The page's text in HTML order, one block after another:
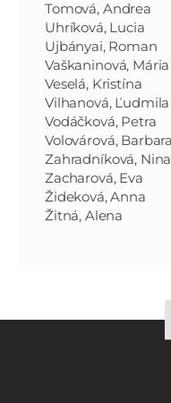
Tomová, Andrea
Uhríková, Lucia
Ujbányai, Roman
Vaškaninová, Mária
Veselá, Kristína
Vilhanová, Ľudmila
Vodáčková, Petra
Volovárová, Barbara
Zahradníková, Nina
Zacharová, Eva
Žideková, Anna
Žitná, Alena